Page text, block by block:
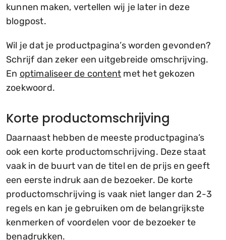
kunnen maken, vertellen wij je later in deze
blogpost.
Wil je dat je productpagina’s worden gevonden?
Schrijf dan zeker een uitgebreide omschrijving.
En optimaliseer de content met het gekozen
zoekwoord.
Korte productomschrijving
Daarnaast hebben de meeste productpagina’s
ook een korte productomschrijving. Deze staat
vaak in de buurt van de titel en de prijs en geeft
een eerste indruk aan de bezoeker. De korte
productomschrijving is vaak niet langer dan 2-3
regels en kan je gebruiken om de belangrijkste
kenmerken of voordelen voor de bezoeker te
benadrukken.